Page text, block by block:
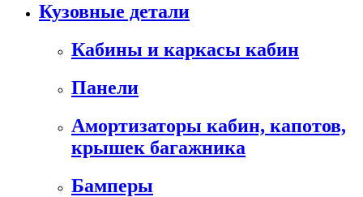
Кузовные детали
Кабины и каркасы кабин
Панели
Амортизаторы кабин, капотов,
крышек багажника
Бамперы